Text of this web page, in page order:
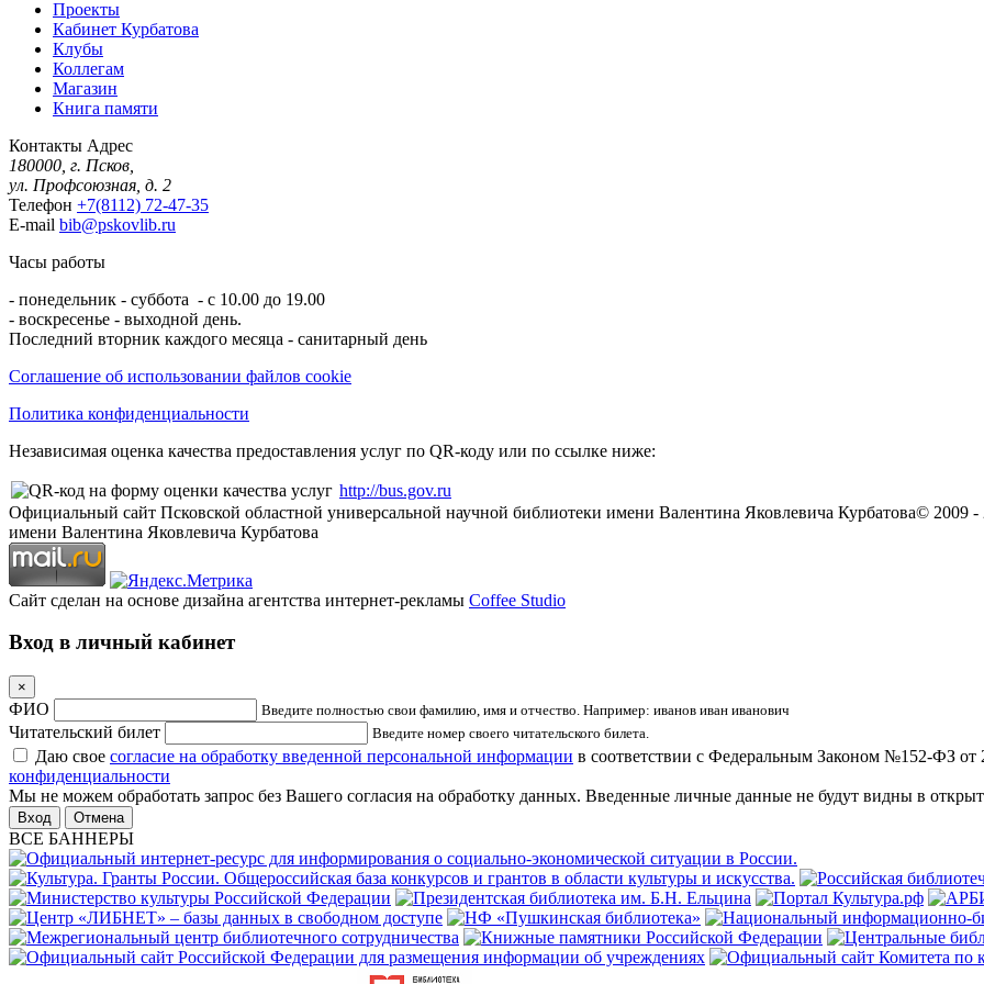
Проекты
Кабинет Курбатова
Клубы
Коллегам
Магазин
Книга памяти
Контакты Адрес
180000, г. Псков,
ул. Профсоюзная, д. 2
Телефон +7(8112) 72-47-35
E-mail bib@pskovlib.ru
Часы работы
- понедельник - суббота - с 10.00 до 19.00
- воскресенье - выходной день.
Последний вторник каждого месяца - санитарный день
Соглашение об использовании файлов cookie
Политика конфиденциальности
Независимая оценка качества предоставления услуг по QR-коду или по ссылке ниже:
http://bus.gov.ru
Официальный сайт Псковской областной универсальной научной библиотеки имени Валентина Яковлевича Курбатова© 2009 -
имени Валентина Яковлевича Курбатова
Сайт сделан на основе дизайна агентства интернет-рекламы Coffee Studio
Вход в личный кабинет
×
ФИО Введите полностью свои фамилию, имя и отчество. Например: иванов иван иванович
Читательский билет Введите номер своего читательского билета.
Даю свое согласие на обработку введенной персональной информации в соответствии с Федеральным Законом №152-ФЗ
конфиденциальности
Мы не можем обработать запрос без Вашего согласия на обработку данных. Введенные личные данные не будут видны в
Отмена
ВСЕ БАННЕРЫ